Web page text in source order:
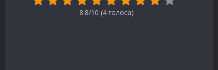
8.8/10 (4 голоса)